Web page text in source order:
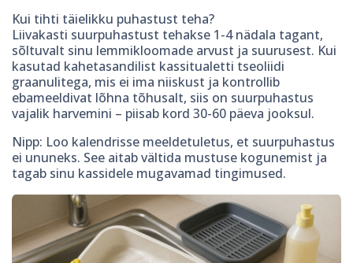
Kui tihti täielikku puhastust teha?
Liivakasti suurpuhastust tehakse 1-4 nädala tagant,
sõltuvalt sinu lemmikloomade arvust ja suurusest. Kui
kasutad kahetasandilist kassitualetti tseoliidi
graanulitega, mis ei ima niiskust ja kontrollib
ebameeldivat lõhna tõhusalt, siis on suurpuhastus
vajalik harvemini – piisab kord 30-60 päeva jooksul.
Nipp: Loo kalendrisse meeldetuletus, et suurpuhastus
ei ununeks. See aitab vältida mustuse kogunemist ja
tagab sinu kassidele mugavamad tingimused.